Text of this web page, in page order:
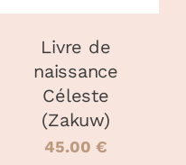
PEUVENT
ÊTRE
CHOISIES
SUR
LA
PAGE
DU
Livre de
naissance
Céleste
(Zakuw)
45.00 €